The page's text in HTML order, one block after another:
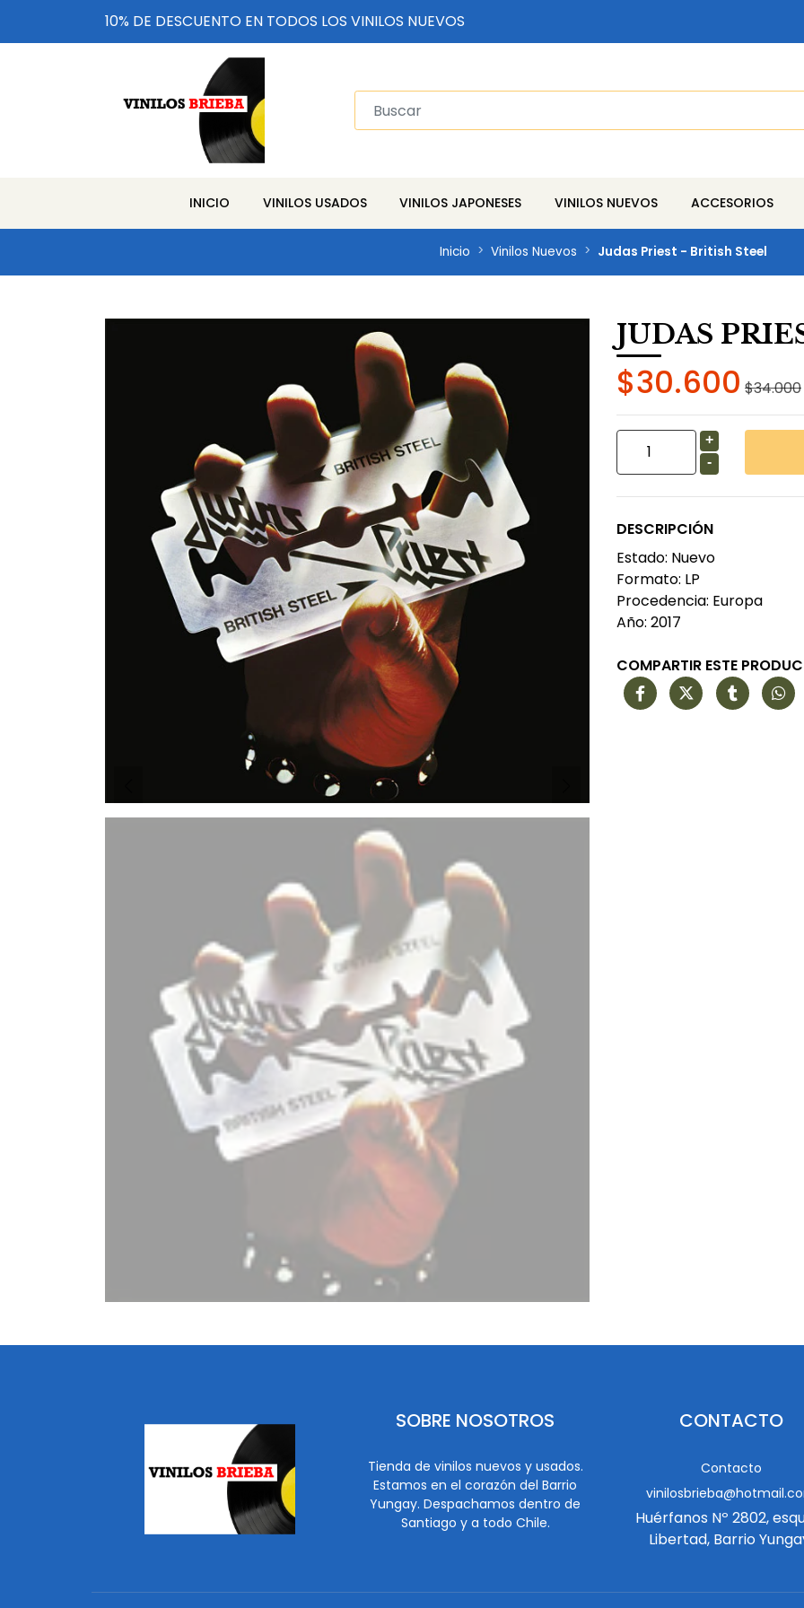
10% DE DESCUENTO EN TODOS LOS VINILOS NUEVOS
INICIO VINILOS USADOS VINILOS JAPONESES VINILOS NUEVOS ACCESORIOS
Inicio Vinilos Nuevos Judas Priest - British Steel
JUDAS
$30.600 $34.000
+
-
DESCRIPCIÓN
Estado: Nuevo
Formato: LP
Procedencia: Europa
Año: 2017
COMPARTIR ESTE
SOBRE NOSOTROS
Tienda de vinilos nuevos y usados.
Estamos en el corazón del Barrio
Yungay. Despachamos dentro de
Santiago y a todo Chile.
CONTACTO
Contacto
Huérfanos Nº 2802,
Libertad, Barrio